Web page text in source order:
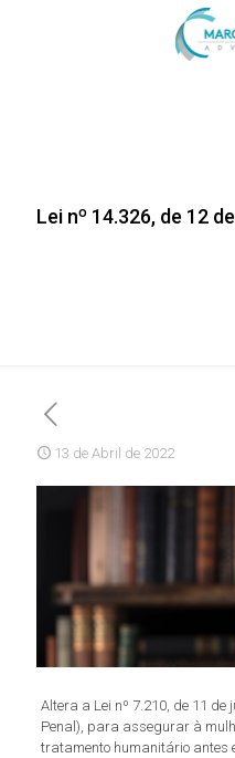
Lei nº 14.326, de 12
13 de Abril de 2022
Altera a Lei nº 7.210, de 11 de
Penal), para assegurar à
tratamento humanitário antes